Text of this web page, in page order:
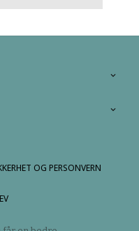
OG PERSONVERN